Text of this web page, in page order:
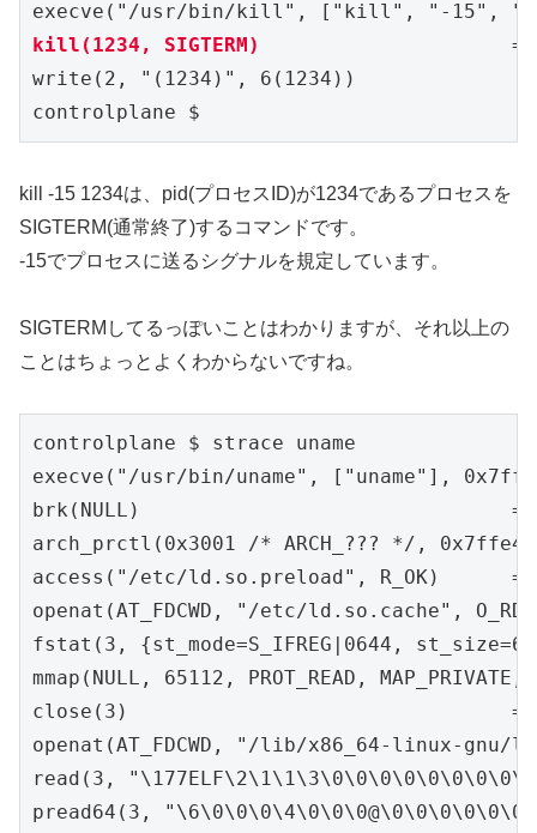
kill(1234, SIGTERM)
=
write(2, "(1234)", 6(1234))
controlplane $
kill -15 1234は、pid(プロセスID)が1234であるプロセスを
SIGTERM(通常終了)するコマンドです。
-15でプロセスに送るシグナルを規定しています。
SIGTERMしてるっぽいことはわかりますが、それ以上の
ことはちょっとよくわからないですね。
controlplane $ strace uname
execve("/usr/bin/uname", ["uname"],
brk(NULL)                               =
arch_prctl(0x3001 /* ARCH_??? */,
access("/etc/ld.so.preload", R_OK)      =
openat(AT_FDCWD, "/etc/ld.so.cache",
fstat(3, {st_mode=S_IFREG|0644,
mmap(NULL, 65112, PROT_READ,
close(3)                                =
openat(AT_FDCWD, "/lib/x86_64-linux-gnu/
read(3,
pread64(3,